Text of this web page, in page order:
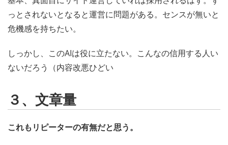
っとされないとなると運営に問題がある。センスが無いと
危機感を持ちたい。
しっかし、このAIは役に立たない。こんなの信用する人い
ないだろう（内容改悪ひどい
３、文章量
これもリピーターの有無だと思う。